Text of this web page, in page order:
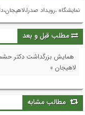
نمایشگاه ،رویداد
مطلب قبل و بعد
همایش بزرگداشت دکتر
لاهیجان »
مطالب مشابه